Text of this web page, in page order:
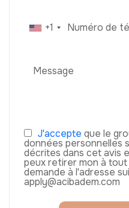
+1
J'accepte que le
données personnelles
décrites dans cet avis
peux retirer mon à
demande à l'adresse
apply@acibadem.com